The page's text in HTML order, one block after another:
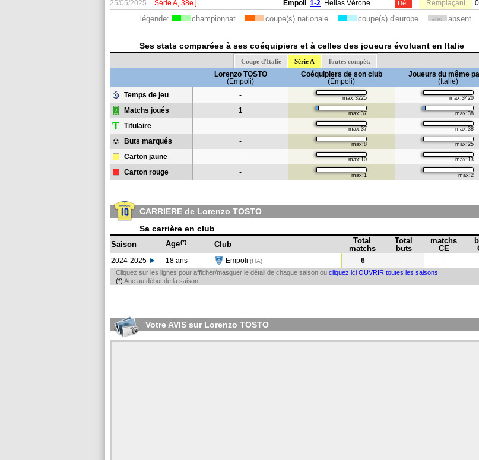
25/05/2025
Série A, 38e j. Empoli 1-2 Hellas Vérone Déf. Remplaçant
légende: championnat coupe(s) nationale coupe(s) d'europe abs. absent
Ses stats comparées à ses coéquipiers et à celles des joueurs évoluant en Italie
Coupe d'Italie Série A Toutes compét.
Lorenzo TOSTO
(Empoli)
Coéquipiers de son club
(Empoli)
Joueurs du même
(Italie)
Temps de jeu
- max:3225 max:3420
Matchs joués 1 max:37 max:38
T Titulaire - max:37 max:38
Buts marqués - max:8 max:25
Carton jaune - max:10 max:13
Carton rouge - max:1 max:2
CARRIERE de Lorenzo TOSTO
Sa carrière en club
Saison Age(*) Club
Total
matchs
Total
buts
matchs
CE
2024-2025 18 ans Empoli (ITA) 6 - -
Cliquez sur les lignes pour afficher/masquer le détail de chaque saison ou cliquez ici OUVRIR toutes les saisons
(*) Age au début de la saison
Votre AVIS sur Lorenzo TOSTO